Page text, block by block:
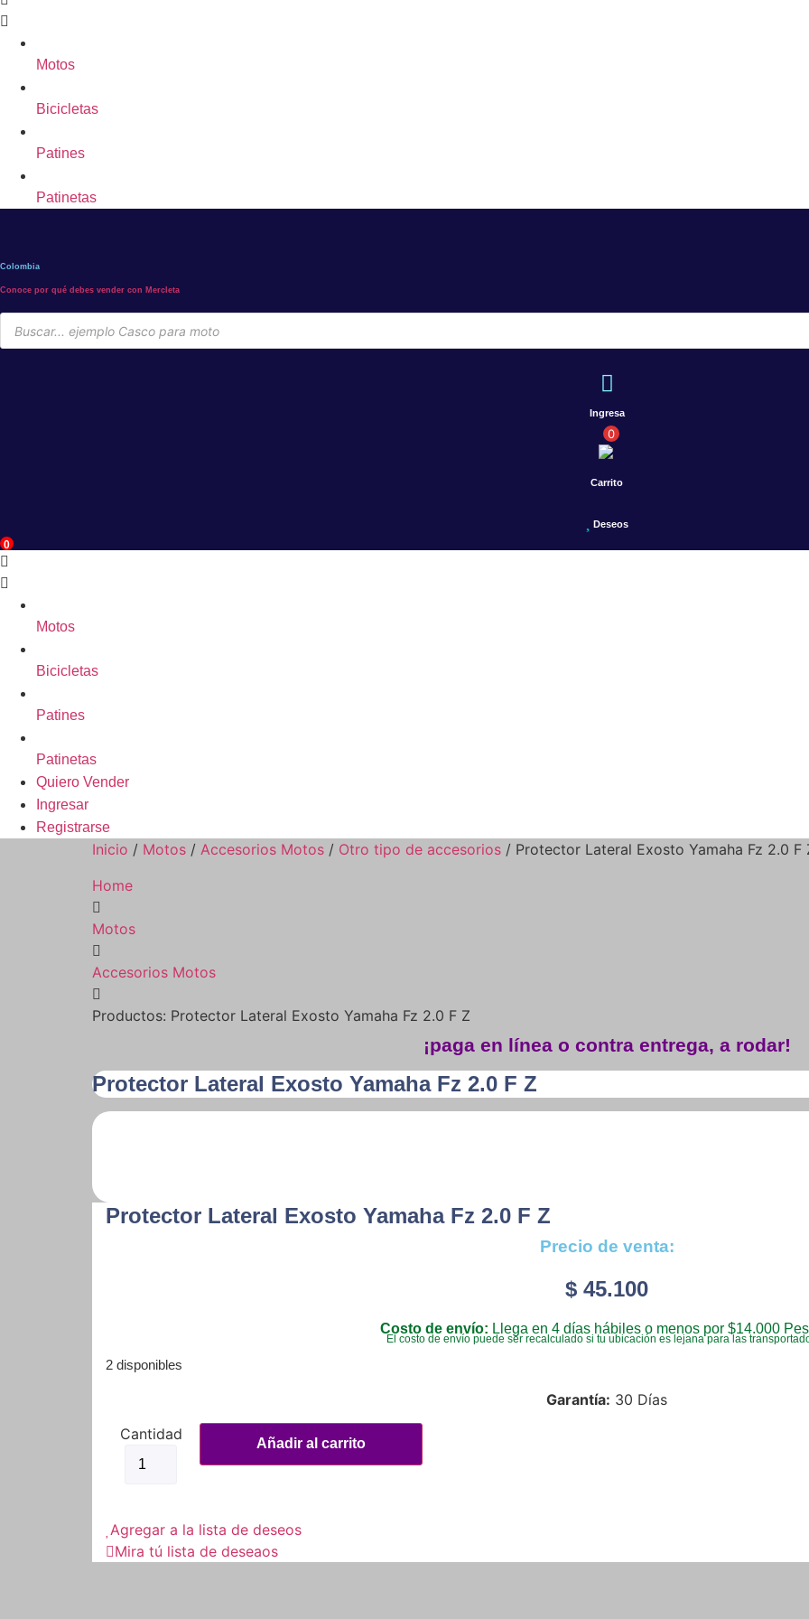
Motos
Bicicletas
Patines
Patinetas
Colombia
Conoce por qué debes vender con Mercleta
Búsqueda
de
productos
Ingresa
0
Carrito
Deseos
0
Motos
Bicicletas
Patines
Patinetas
Quiero Vender
Ingresar
Registrarse
Inicio / Motos / Accesorios Motos / Otro tipo de accesorios / Protector Lateral Exosto Yamaha Fz 2.0 F
Home
Motos
Accesorios Motos
Productos: Protector Lateral Exosto Yamaha Fz 2.0 F Z
¡paga en línea o contra entrega, a rodar!
Protector Lateral Exosto Yamaha Fz 2.0 F Z
Protector Lateral Exosto Yamaha Fz 2.0 F Z
Precio de venta:
$ 45.100
Costo de envío: Llega en 4 días hábiles o menos por $14.000
El costo de envío puede ser recalculado si tu ubicación es lejana para las
2 disponibles
Garantía: 30 Días
Protector
Lateral
Z
cantidad
Añadir al carrito
Agregar a la lista de deseos
Mira tú lista de deseaos